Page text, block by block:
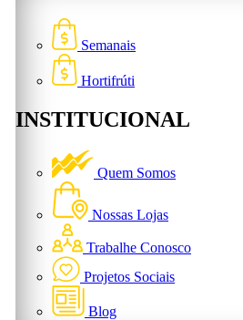
Semanais
Hortifrúti
INSTITUCIONAL
Quem Somos
Nossas Lojas
Trabalhe Conosco
Projetos Sociais
Blog